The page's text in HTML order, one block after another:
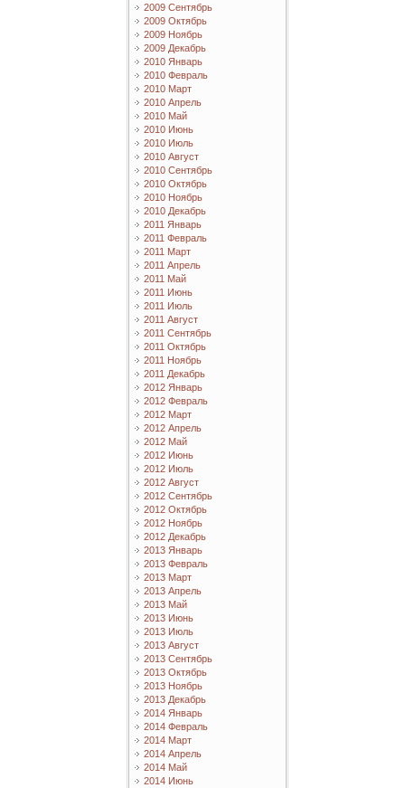
2009 Сентябрь
2009 Октябрь
2009 Ноябрь
2009 Декабрь
2010 Январь
2010 Февраль
2010 Март
2010 Апрель
2010 Май
2010 Июнь
2010 Июль
2010 Август
2010 Сентябрь
2010 Октябрь
2010 Ноябрь
2010 Декабрь
2011 Январь
2011 Февраль
2011 Март
2011 Апрель
2011 Май
2011 Июнь
2011 Июль
2011 Август
2011 Сентябрь
2011 Октябрь
2011 Ноябрь
2011 Декабрь
2012 Январь
2012 Февраль
2012 Март
2012 Апрель
2012 Май
2012 Июнь
2012 Июль
2012 Август
2012 Сентябрь
2012 Октябрь
2012 Ноябрь
2012 Декабрь
2013 Январь
2013 Февраль
2013 Март
2013 Апрель
2013 Май
2013 Июнь
2013 Июль
2013 Август
2013 Сентябрь
2013 Октябрь
2013 Ноябрь
2013 Декабрь
2014 Январь
2014 Февраль
2014 Март
2014 Апрель
2014 Май
2014 Июнь